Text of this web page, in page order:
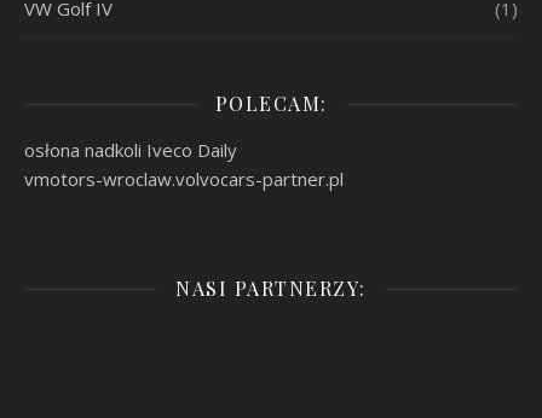
VW Golf IV (1)
POLECAM:
osłona nadkoli Iveco Daily
vmotors-wroclaw.volvocars-partner.pl
NASI PARTNERZY: